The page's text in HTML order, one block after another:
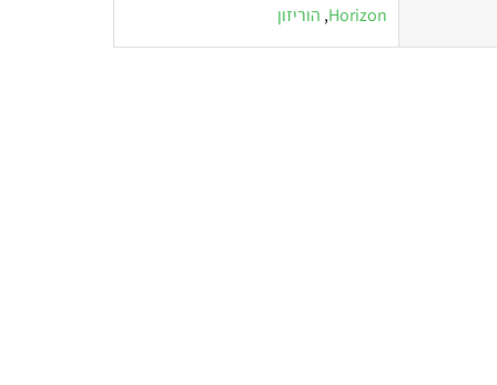
Horizon
, הוריזון